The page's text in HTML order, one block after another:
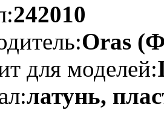
242010
Oras
для моделей:
латунь,